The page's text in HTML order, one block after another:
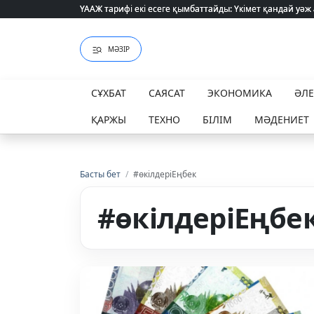
ҮААЖ тарифі екі есеге қымбаттайды: Үкімет қандай
ҮААЖ тарифі екі есеге қымбаттайды: Үкімет қандай
МӘЗІР
СҰХБАТ САЯСАТ ЭКОНОМИКА
ҚАРЖЫ
ТЕХНО БІЛІМ МӘДЕНИЕТ
Басты бет / #өкілдеріЕңбек